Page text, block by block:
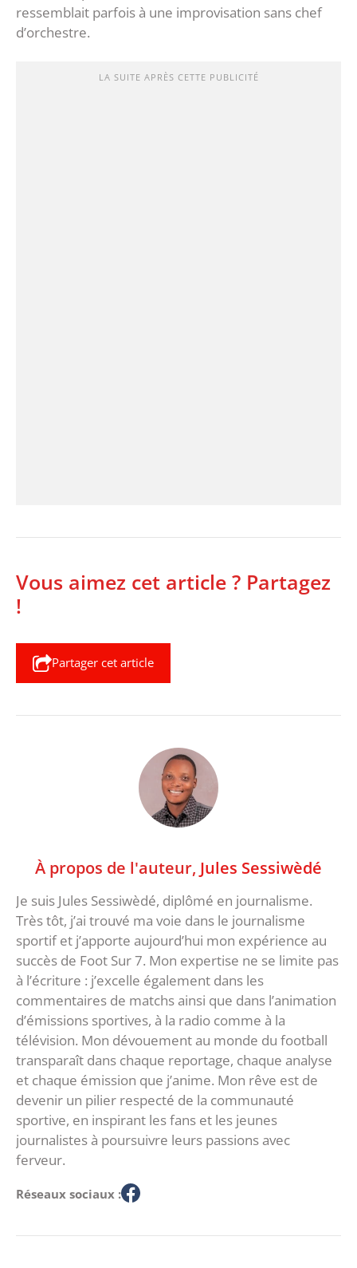
ressemblait parfois à une improvisation sans chef
d’orchestre.
LA SUITE APRÈS CETTE PUBLICITÉ
Vous aimez cet article ? Partagez
!
Partager cet article
À propos de l'auteur, Jules Sessiwèdé
Je suis Jules Sessiwèdé, diplômé en journalisme.
Très tôt, j’ai trouvé ma voie dans le journalisme
sportif et j’apporte aujourd’hui mon expérience au
succès de Foot Sur 7. Mon expertise ne se limite pas
à l’écriture : j’excelle également dans les
commentaires de matchs ainsi que dans l’animation
d’émissions sportives, à la radio comme à la
télévision. Mon dévouement au monde du football
transparaît dans chaque reportage, chaque analyse
et chaque émission que j’anime. Mon rêve est de
devenir un pilier respecté de la communauté
sportive, en inspirant les fans et les jeunes
journalistes à poursuivre leurs passions avec
ferveur.
Réseaux sociaux :